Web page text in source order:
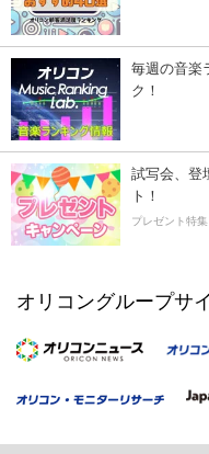
毎週の音楽
ク！
試写会、登
ト！
プレゼント特集
オリコングループサ